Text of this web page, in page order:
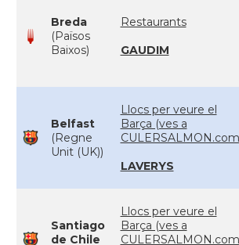
Breda
(Països
Baixos)
Restaurants
GAUDIM
Belfast
(Regne
Unit (UK))
Llocs per veure el
Barça (ves a
LAVERYS
Santiago
de Chile
Llocs per veure el
Barça (ves a